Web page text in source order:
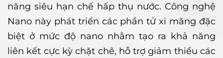
năng siêu hạn chế hấp thụ nước. Công nghệ
Nano này phát triển các phần tử xi măng đặc
biệt ở mức độ nano nhằm tạo ra khả năng
liên kết cực kỳ chặt chẽ, hỗ trợ giảm thiểu các